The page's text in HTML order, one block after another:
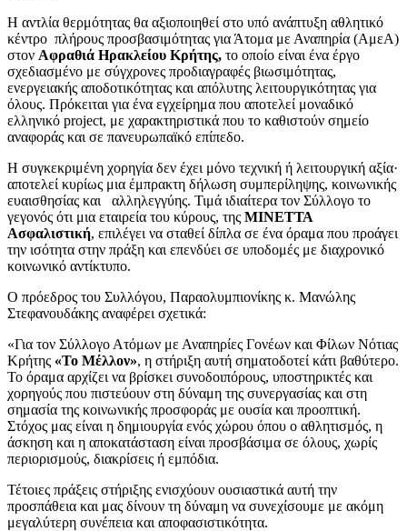
Η αντλία θερμότητας θα αξιοποιηθεί στο υπό ανάπτυξη αθλητικό
κέντρο πλήρους προσβασιμότητας για Άτομα με Αναπηρία (ΑμεΑ)
στον Αφραθιά Ηρακλείου Κρήτης, το οποίο είναι ένα έργο
σχεδιασμένο με σύγχρονες προδιαγραφές βιωσιμότητας,
ενεργειακής αποδοτικότητας και απόλυτης λειτουργικότητας για
όλους. Πρόκειται για ένα εγχείρημα που αποτελεί μοναδικό
ελληνικό project, με χαρακτηριστικά που το καθιστούν σημείο
αναφοράς και σε πανευρωπαϊκό επίπεδο.
Η συγκεκριμένη χορηγία δεν έχει μόνο τεχνική ή λειτουργική αξία·
αποτελεί κυρίως μια έμπρακτη δήλωση συμπερίληψης, κοινωνικής
ευαισθησίας και αλληλεγγύης. Τιμά ιδιαίτερα τον Σύλλογο το
γεγονός ότι μια εταιρεία του κύρους, της ΜΙΝΕΤΤΑ
Ασφαλιστική, επιλέγει να σταθεί δίπλα σε ένα όραμα που προάγει
την ισότητα στην πράξη και επενδύει σε υποδομές με διαχρονικό
κοινωνικό αντίκτυπο.
Ο πρόεδρος του Συλλόγου, Παραολυμπιονίκης κ. Μανώλης
Στεφανουδάκης αναφέρει σχετικά:
«Για τον Σύλλογο Ατόμων με Αναπηρίες Γονέων και Φίλων Νότιας
Κρήτης «Το Μέλλον», η στήριξη αυτή σηματοδοτεί κάτι βαθύτερο.
Το όραμα αρχίζει να βρίσκει συνοδοιπόρους, υποστηρικτές και
χορηγούς που πιστεύουν στη δύναμη της συνεργασίας και στη
σημασία της κοινωνικής προσφοράς με ουσία και προοπτική.
Στόχος μας είναι η δημιουργία ενός χώρου όπου ο αθλητισμός, η
άσκηση και η αποκατάσταση είναι προσβάσιμα σε όλους, χωρίς
περιορισμούς, διακρίσεις ή εμπόδια.
Τέτοιες πράξεις στήριξης ενισχύουν ουσιαστικά αυτή την
προσπάθεια και μας δίνουν τη δύναμη να συνεχίσουμε με ακόμη
μεγαλύτερη συνέπεια και αποφασιστικότητα.